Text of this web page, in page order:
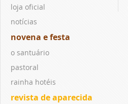
loja oficial
notícias
novena e festa
o santuário
pastoral
rainha hotéis
revista de aparecida